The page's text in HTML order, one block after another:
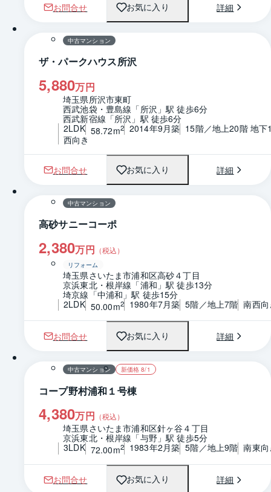
お問合せ お気に入り 詳細
1 / 0 間取り
中古マンション
ザ・パークハウス所沢
5,880万円
埼玉県所沢市東町
西武池袋・豊島線「所沢」駅 徒歩6分
西武新宿線「所沢」駅 徒歩6分
2LDK 58.72m2 2014年9月築 15階／地上20階 地下
西向き
お問合せ お気に入り 詳細
1 / 0 間取り
中古マンション
高砂サニーコーポ
2,380万円 （税込）
リフォーム
埼玉県さいたま市浦和区高砂４丁目
京浜東北・根岸線「浦和」駅 徒歩13分
埼京線「中浦和」駅 徒歩15分
2LDK 50.00m2 1980年7月築 5階／地上7階 南西
お問合せ お気に入り 詳細
1 / 0 間取り
中古マンション 新価格 8/1
コープ野村浦和１号棟
4,380万円 （税込）
埼玉県さいたま市浦和区針ヶ谷４丁目
京浜東北・根岸線「与野」駅 徒歩5分
3LDK 72.00m2 1983年2月築 5階／地上9階 南東
お問合せ お気に入り 詳細
1 / 0 間取り